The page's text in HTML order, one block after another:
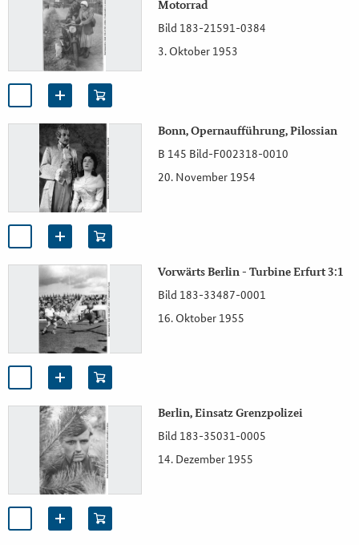
Motorrad
Bild 183-21591-0384
3. Oktober 1953
Bonn, Opernaufführung, Pilossian
B 145 Bild-F002318-0010
20. November 1954
Vorwärts Berlin - Turbine Erfurt 3:1
Bild 183-33487-0001
16. Oktober 1955
Berlin, Einsatz Grenzpolizei
Bild 183-35031-0005
14. Dezember 1955